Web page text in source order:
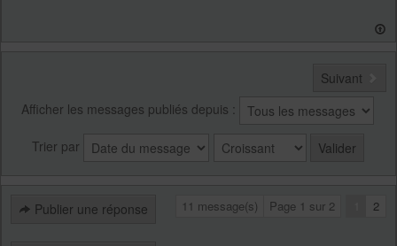
Suivant
Afficher les messages publiés depuis :
Trier par
Publier une réponse 11 message(s) Page 1 sur 2 2